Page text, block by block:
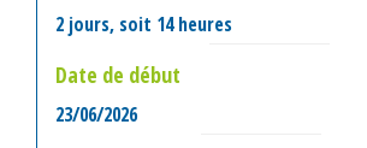
2 jours, soit 14 heures
Date de début
23/06/2026